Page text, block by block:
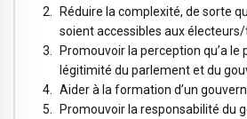
Réduire la complexité, de sorte
soient accessibles aux électeurs/
Promouvoir la perception qu’a le
légitimité du parlement et du
Aider à la formation d’un
Promouvoir la responsabilité du